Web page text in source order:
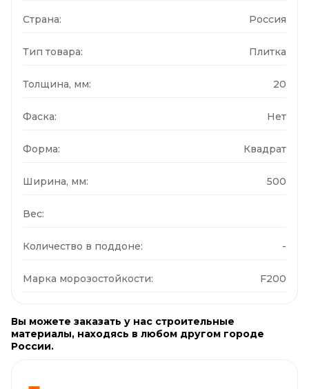
Страна: Россия
Тип товара: Плитка
Толщина, мм: 20
Фаска: Нет
Форма: Квадрат
Ширина, мм: 500
Вес:
Количество в поддоне: -
Марка морозостойкости: F200
Вы можете заказать у нас строительные
материалы, находясь в любом другом городе
России.